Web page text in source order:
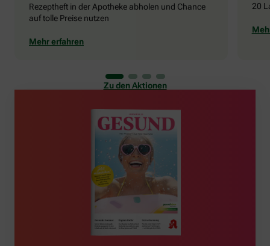
Rezeptheft in der Apotheke abholen und Chance
auf tolle Preise nutzen
Mehr erfahren
20
Zu den Aktionen